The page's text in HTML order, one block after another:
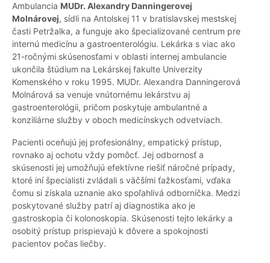
Ambulancia MUDr. Alexandry Danningerovej
Molnárovej, sídli na Antolskej 11 v bratislavskej mestskej
časti Petržalka, a funguje ako špecializované centrum pre
internú medicínu a gastroenterológiu. Lekárka s viac ako
21-ročnými skúsenosťami v oblasti internej ambulancie
ukončila štúdium na Lekárskej fakulte Univerzity
Komenského v roku 1995. MUDr. Alexandra Danningerová
Molnárová sa venuje vnútornému lekárstvu aj
gastroenterológii, pričom poskytuje ambulantné a
konziliárne služby v oboch medicínskych odvetviach.
Pacienti oceňujú jej profesionálny, empatický prístup,
rovnako aj ochotu vždy pomôcť. Jej odbornosť a
skúsenosti jej umožňujú efektívne riešiť náročné prípady,
ktoré iní špecialisti zvládali s väčšími ťažkosťami, vďaka
čomu si získala uznanie ako spoľahlivá odborníčka. Medzi
poskytované služby patrí aj diagnostika ako je
gastroskopia či kolonoskopia. Skúsenosti tejto lekárky a
osobitý prístup prispievajú k dôvere a spokojnosti
pacientov počas liečby.